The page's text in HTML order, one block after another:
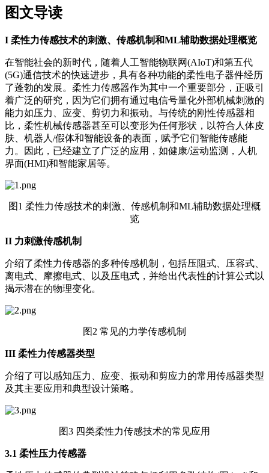
图文导读
I 柔性力传感技术的刺激、传感机制和ML辅助数据处理概览
在智能社会的新时代，随着人工智能物联网(AIoT)和第五代
(5G)通信技术的快速进步，具有各种功能的柔性电子器件经历
了蓬勃的发展。柔性力传感器作为其中一个重要部分，正吸引
着广泛的研究，因为它们拥有通过电信号量化外部机械刺激的
能力如压力、应变、剪切力和振动。与传统的刚性传感器相
比，柔性机械传感器甚至可以变形为任何形状，以符合人体皮
肤、机器人/假体和智能设备的表面，赋予它们智能传感能
力。因此，已经建立了广泛的应用，如健康/运动监测，人机
界面(HMI)和智能家居等。
图1 柔性力传感技术的刺激、传感机制和ML辅助数据处理概
览
II 力刺激传感机制
介绍了柔性力传感器的多种传感机制，包括压阻式、压容式、
离电式、摩擦电式、以及压电式，并给出代表性的计算公式以
揭示潜在的物理变化。
图2 常见的力学传感机制
III 柔性力传感器类型
介绍了可以感知压力、应变、振动和剪应力的常用传感器类型
及其主要应用和典型设计策略。
图3 四类柔性力传感技术的常见应用
3.1 柔性压力传感器